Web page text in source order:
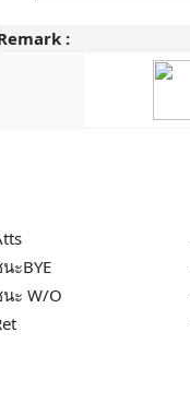
:
ะBYE
ะ W/O